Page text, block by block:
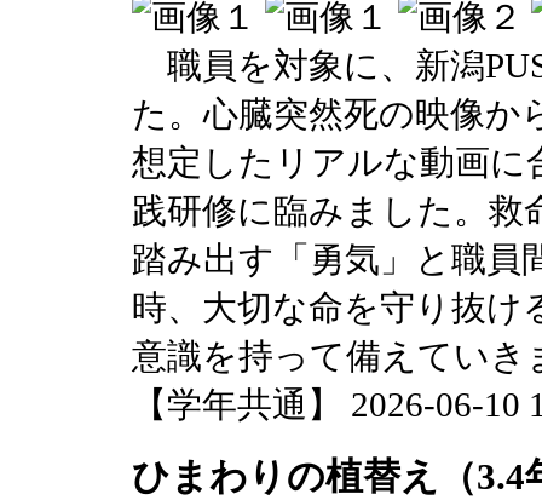
職員を対象に、新潟
た。心臓突然死の映像か
想定したリアルな動画に
践研修に臨みました。
踏み出す「勇気」と職員
時、大切な命を守り抜け
意識を持って備えていき
【学年共通】 2026-06-10
ひまわりの植替え（3.4